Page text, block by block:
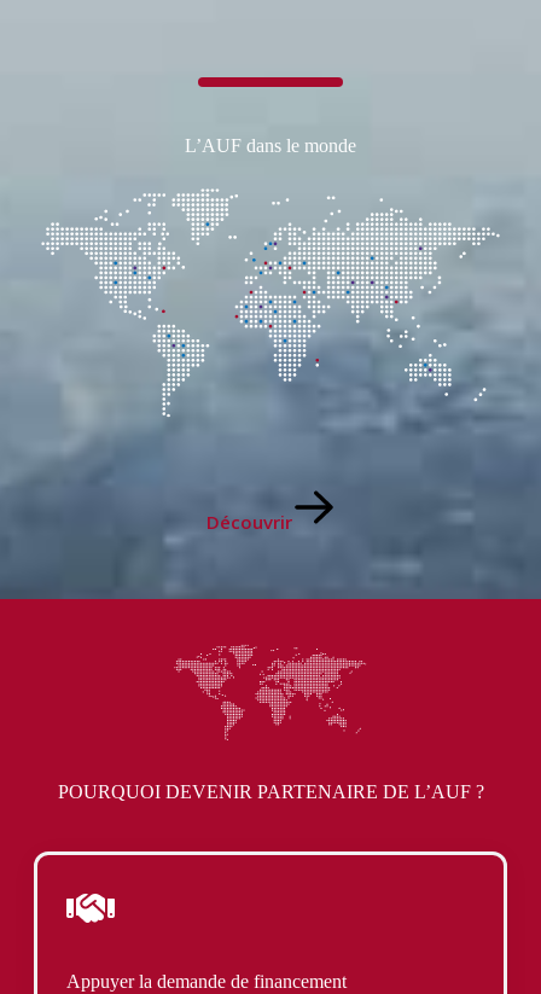
L’AUF dans le monde
Découvrir
POURQUOI DEVENIR PARTENAIRE DE L’AUF ?
Appuyer la demande de financement